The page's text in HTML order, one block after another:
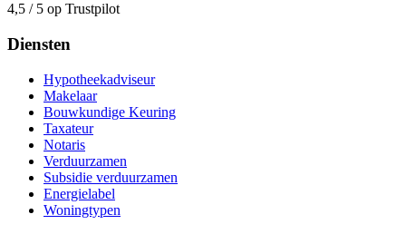
4,5 / 5 op Trustpilot
Diensten
Hypotheekadviseur
Makelaar
Bouwkundige Keuring
Taxateur
Notaris
Verduurzamen
Subsidie verduurzamen
Energielabel
Woningtypen